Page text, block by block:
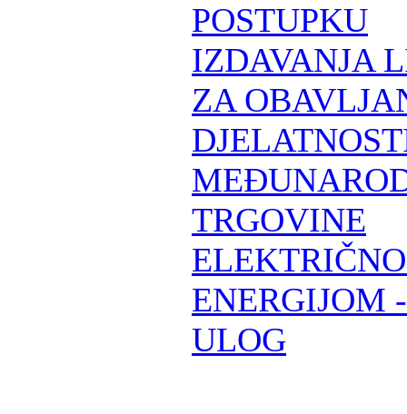
POSTUPKU
IZDAVANJA
ZA
TRGOVINE
ENERGIJOM
ULOG